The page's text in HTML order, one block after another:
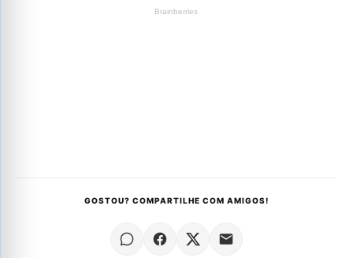
GOSTOU? COMPARTILHE COM AMIGOS!